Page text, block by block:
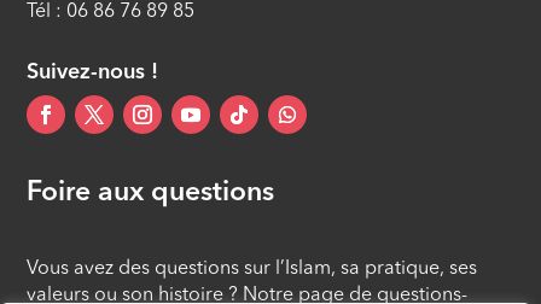
Tél : 06 86 76 89 85
Suivez-nous !
Foire aux questions
Vous avez des questions sur l’Islam, sa pratique, ses
valeurs ou son histoire ? Notre page de questions-